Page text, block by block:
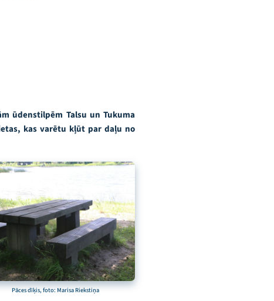
ūdenstilpēm Talsu un Tukuma
kas varētu kļūt par daļu no
Pāces dīķis, foto: Marisa Riekstiņa